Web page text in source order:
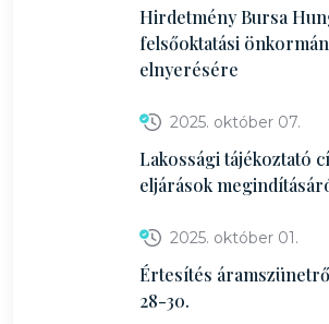
Hirdetmény Bursa
felsőoktatási
elnyerésére
2025. október 07.
Lakossági tájékoztató
eljárások
2025. október 01.
Értesítés
28-30.